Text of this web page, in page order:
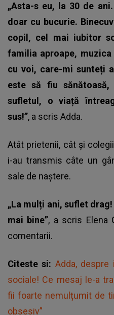
„Asta-s eu, la 30 de
doar cu bucurie.
copil, cel mai iubitor
familia aproape,
cu voi, care-mi sunteți
este să fiu
sufletul, o viață
sus!”, a scris Adda.
Atât prietenii, cât și
i-au transmis câte un
sale de naștere.
„La mulți ani, suflet
mai bine”, a scris Elena
comentarii.
Citeste si: Adda,
sociale! Ce mesaj le-a
fii foarte nemulțumit de
obsesiv”